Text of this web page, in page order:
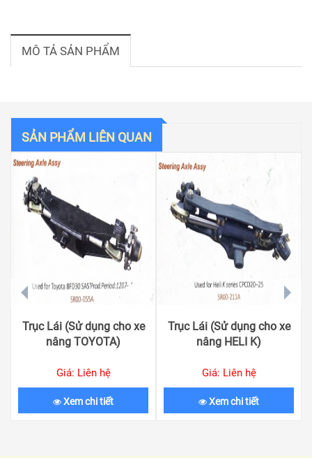
MÔ TẢ SẢN PHẨM
SẢN PHẨM LIÊN QUAN
Trục Lái (Sử dụng cho xe
nâng TOYOTA)
Giá: Liên hệ
Xem chi tiết
Trục Lái (Sử dụng cho xe
nâng HELI K)
Giá: Liên hệ
Xem chi tiết
prev next